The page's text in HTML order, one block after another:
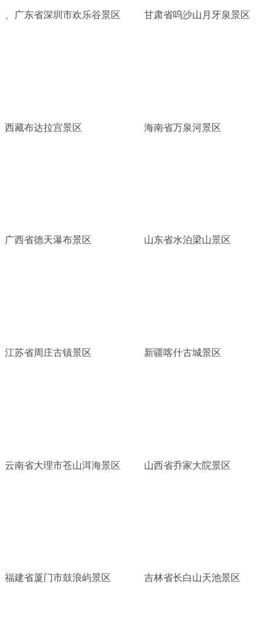
、广东省深圳市欢乐谷景区 甘肃省呜沙山月牙泉景区
西藏布达拉宫景区 海南省万泉河景区
广西省德天瀑布景区 山东省水泊梁山景区
江苏省周庄古镇景区 新疆喀什古城景区
云南省大理市苍山洱海景区 山西省乔家大院景区
福建省厦门市鼓浪屿景区 吉林省长白山天池景区